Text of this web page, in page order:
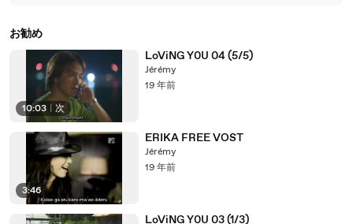
お勧め
10:03 次
LoViNG Y0U 04 (5/5)
Jérémy
19 年前
3:46
ERIKA FREE VOST
Jérémy
19 年前
LoViNG Y0U 03 (1/3)